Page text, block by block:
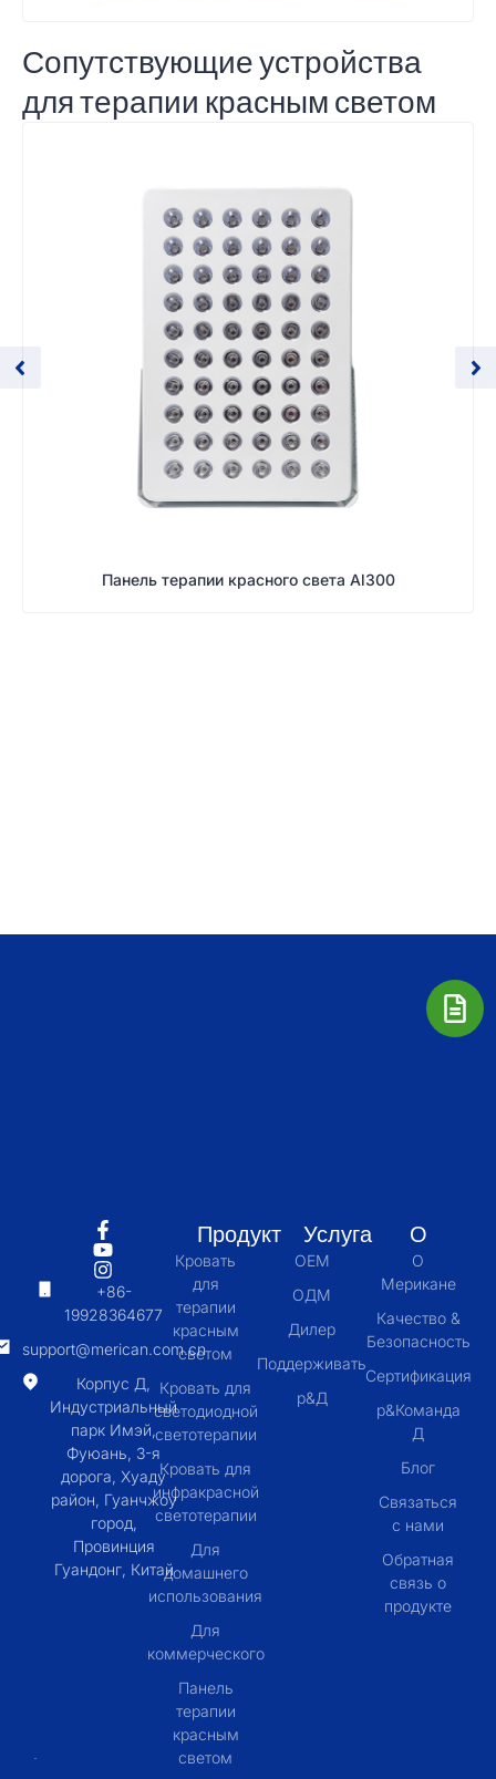
Сопутствующие устройства
для терапии красным светом
Панель терапии красного света Al300
+86-
19928364677
support@merican.com.cn
Корпус Д,
Индустриальный
парк Имэй,
Фуюань, 3-я
дорога, Хуаду
район, Гуанчжоу
город,
Провинция
Гуандонг, Китай
Продукт
Кровать
для
терапии
красным
светом
Кровать для
светодиодной
светотерапии
Кровать для
инфракрасной
светотерапии
Для
домашнего
использования
Для
коммерческого
Панель
терапии
красным
светом
Услуга
OEM
ОДМ
Дилер
Поддерживать
р&Д
О
О
Мерикане
Качество &
Безопасность
Сертификация
р&Команда
Д
Блог
Связаться
с нами
Обратная
связь о
продукте